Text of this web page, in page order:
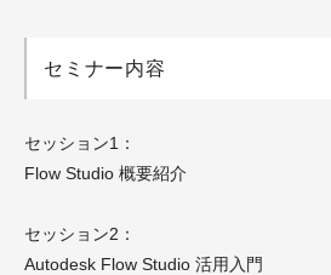
セミナー内容
セッション1：
Flow Studio 概要紹介
セッション2：
Autodesk Flow Studio 活用入門